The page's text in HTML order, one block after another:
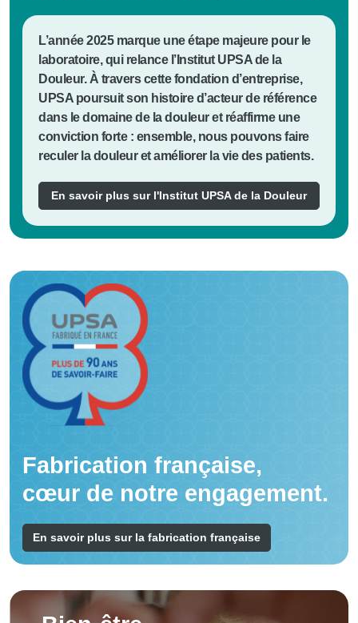
L’année 2025 marque une étape majeure pour le
laboratoire, qui relance l’Institut UPSA de la
Douleur. À travers cette fondation d’entreprise,
UPSA poursuit son histoire d’acteur de référence
dans le domaine de la douleur et réaffirme une
conviction forte : ensemble, nous pouvons faire
reculer la douleur et améliorer la vie des patients.
En savoir plus sur l'Institut UPSA de la Douleur
Fabrication française,
cœur de notre engagement.
En savoir plus sur la fabrication française